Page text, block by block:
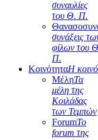
συναυλίες
του Θ. Π.
συνάξεις
φίλων του
Π.
ΚοινότηταΗ
ΜέληΤα
μέλη της
Κοιλάδας
των Τεμπών
ForumΤο
forum της